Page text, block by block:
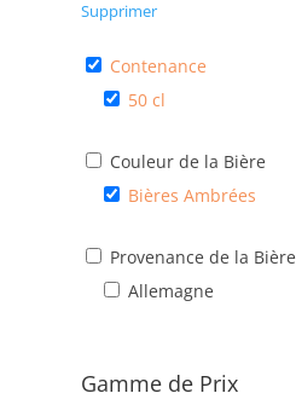
Supprimer
Contenance
50 cl
Couleur de la Bière
Bières Ambrées
Provenance de la Bière
Allemagne
Gamme de Prix